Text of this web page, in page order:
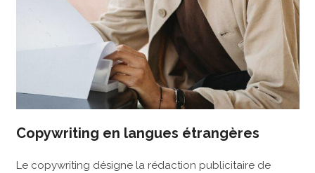
Copywriting en langues étrangères
Le copywriting désigne la rédaction publicitaire de